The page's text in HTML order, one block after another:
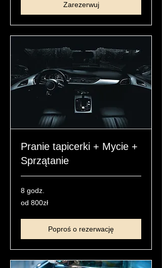
Zarezerwuj
Pranie tapicerki + Mycie +
Sprzątanie
8 godz.
800zł
od 800zł
Poproś o rezerwację